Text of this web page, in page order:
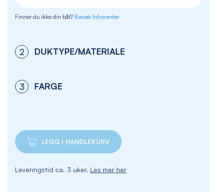
Finner du ikke din båt? Besøk Infosenter
2 DUKTYPE/MATERIALE
3 FARGE
LEGG I HANDLEKURV
Leveringstid ca. 3 uker. Les mer her